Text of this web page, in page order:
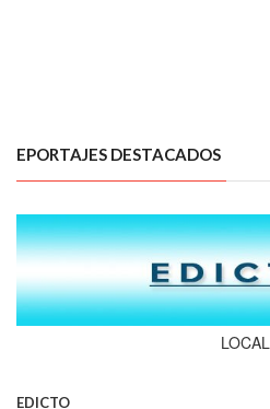
EPORTAJES DESTACADOS
LOCAL
EDICTO